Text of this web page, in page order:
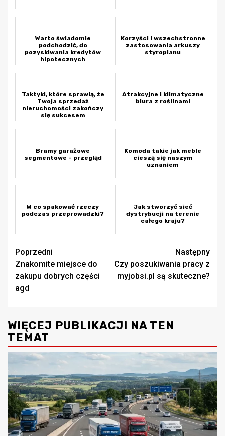
Warto świadomie
podchodzić, do
pozyskiwania kredytów
hipotecznych
Korzyści i wszechstronne
zastosowania arkuszy
styropianu
Taktyki, które sprawią, że
Twoja sprzedaż
nieruchomości zakończy
się sukcesem
Atrakcyjne i klimatyczne
biura z roślinami
Bramy garażowe
segmentowe – przegląd
Komoda takie jak meble
cieszą się naszym
uznaniem
W co spakować rzeczy
podczas przeprowadzki?
Jak stworzyć sieć
dystrybucji na terenie
całego kraju?
Zobacz
wpisy
Poprzedni
Znakomite miejsce do
zakupu dobrych części
agd
Następny
Czy poszukiwania pracy z
myjobsi.pl są skuteczne?
WIĘCEJ PUBLIKACJI NA TEN
TEMAT